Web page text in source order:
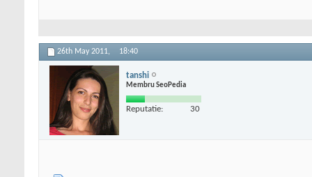
26th May 2011, 18:40
tanshi
Membru SeoPedia
Reputatie: 30